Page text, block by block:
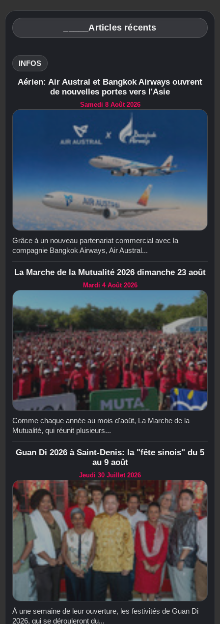
_____Articles récents
INFOS
Aérien: Air Austral et Bangkok Airways ouvrent
de nouvelles portes vers l'Asie
Samedi 8 Août 2026
Grâce à un nouveau partenariat commercial avec la
compagnie Bangkok Airways, Air Austral...
La Marche de la Mutualité 2026 dimanche 23 août
Mardi 4 Août 2026
Comme chaque année au mois d'août, La Marche de la
Mutualité, qui réunit plusieurs...
Guan Di 2026 à Saint-Denis: la "fête sinois" du 5
au 9 août
Jeudi 30 Juillet 2026
À une semaine de leur ouverture, les festivités de Guan Di
2026, qui se dérouleront du...